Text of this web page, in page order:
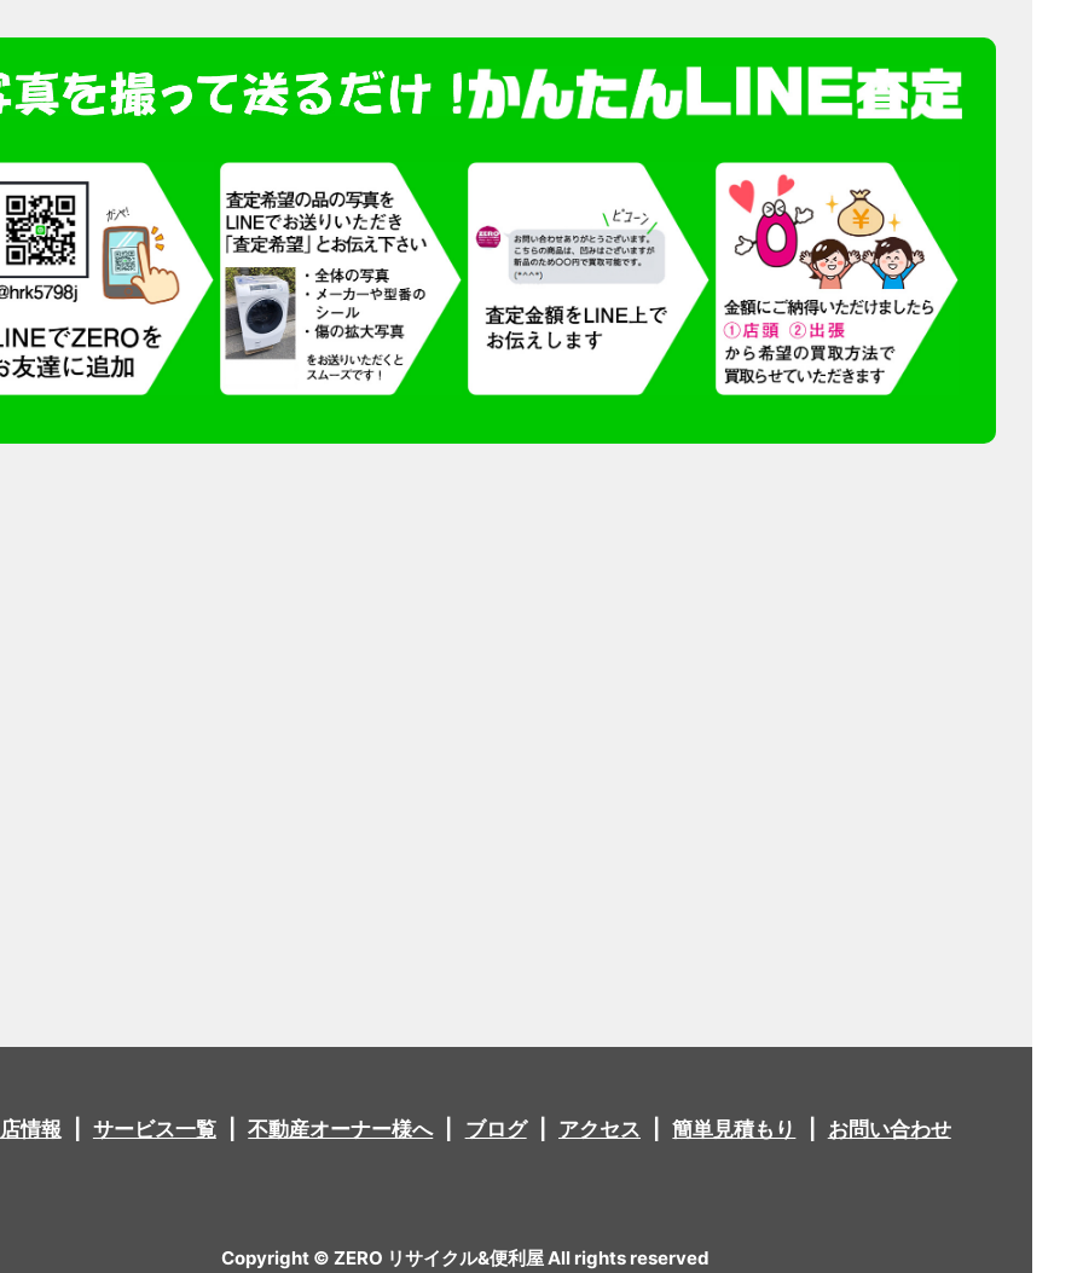
情報 サービス一覧 不動産オーナー様へ ブログ アクセス 簡単見積もり お問い合わせ
Copyright © ZERO リサイクル&便利屋 All rights reserved